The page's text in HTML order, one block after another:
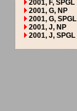
2001, F, SPGL
2001, G, NP
2001, G, SPGL
2001, J, NP
2001, J, SPGL